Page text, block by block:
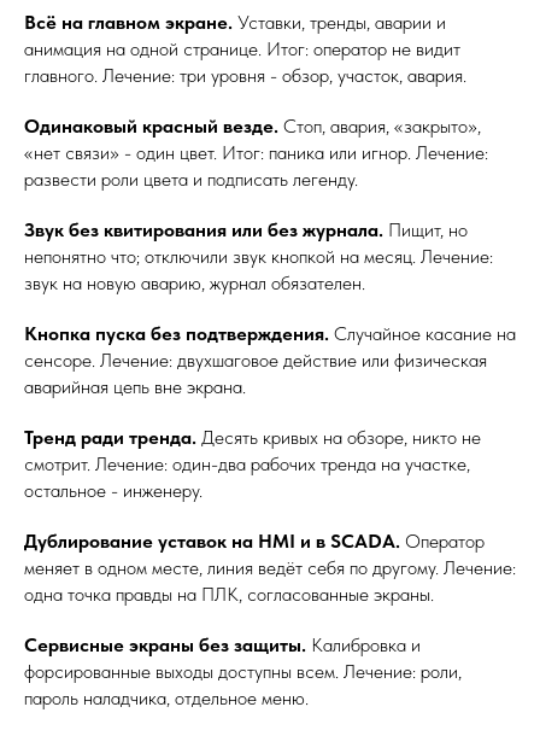
Всё на главном экране. Уставки, тренды, аварии и
анимация на одной странице. Итог: оператор не видит
главного. Лечение: три уровня - обзор, участок, авария.
Одинаковый красный везде. Стоп, авария, «закрыто»,
«нет связи» - один цвет. Итог: паника или игнор. Лечение:
развести роли цвета и подписать легенду.
Звук без квитирования или без журнала. Пищит, но
непонятно что; отключили звук кнопкой на месяц. Лечение:
звук на новую аварию, журнал обязателен.
Кнопка пуска без подтверждения. Случайное касание на
сенсоре. Лечение: двухшаговое действие или физическая
аварийная цепь вне экрана.
Тренд ради тренда. Десять кривых на обзоре, никто не
смотрит. Лечение: один-два рабочих тренда на участке,
остальное - инженеру.
Дублирование уставок на HMI и в SCADA. Оператор
меняет в одном месте, линия ведёт себя по другому. Лечение:
одна точка правды на ПЛК, согласованные экраны.
Сервисные экраны без защиты. Калибровка и
форсированные выходы доступны всем. Лечение: роли,
пароль наладчика, отдельное меню.